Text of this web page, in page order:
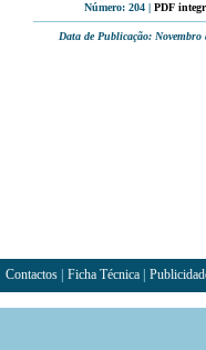
Número: 204 | PDF
Data de Publicação: Novembro
Contactos Ficha Técnica